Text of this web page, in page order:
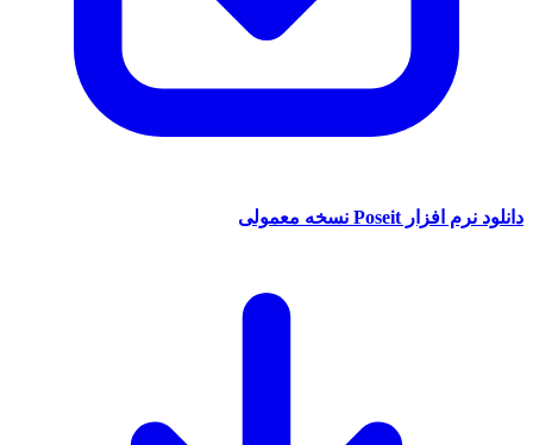
دانلود نرم افزار Poseit نسخه معمولی